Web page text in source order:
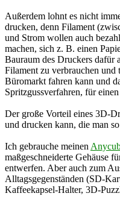
Außerdem lohnt es nicht
drucken, denn Filament
und Strom wollen auch
machen, sich z. B. einen
Bauraum des Druckers dafür
Filament zu verbrauchen und
Büromarkt fahren kann und
Spritzgussverfahren, für
Der große Vorteil eines 3D-
und drucken kann, die man
Ich gebrauche meinen
maßgeschneiderte Gehäuse
entwerfen. Aber auch zum
Alltagsgegenständen (SD-
Kaffeekapsel-Halter, 3D-